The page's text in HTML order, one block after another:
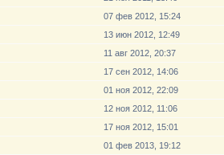
07 фев 2012, 15:24
13 июн 2012, 12:49
11 авг 2012, 20:37
17 сен 2012, 14:06
01 ноя 2012, 22:09
12 ноя 2012, 11:06
17 ноя 2012, 15:01
01 фев 2013, 19:12